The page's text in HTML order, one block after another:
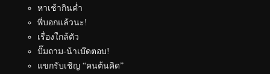
หาเช้ากินค่ำ
พี่บอกแล้วนะ!
เรื่องใกล้ตัว
ปั๊มถาม-น้าเบ๊ดตอบ!
แขกรับเชิญ “คนต้นคิด”